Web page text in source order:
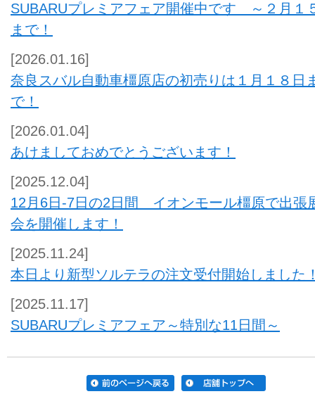
SUBARUプレミアフェア開催中です ～２月１
まで！
[2026.01.16]
奈良スバル自動車橿原店の初売りは１月１８日
で！
[2026.01.04]
あけましておめでとうございます！
[2025.12.04]
12月6日-7日の2日間 イオンモール橿原で出張
会を開催します！
[2025.11.24]
本日より新型ソルテラの注文受付開始しました
[2025.11.17]
SUBARUプレミアフェア～特別な11日間～